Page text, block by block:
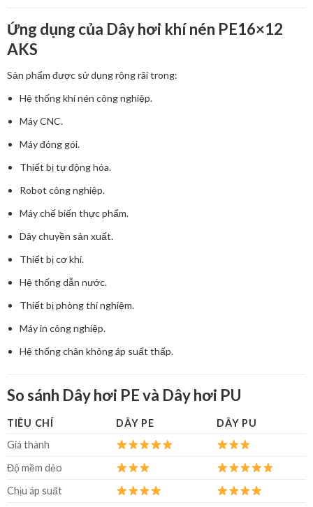
Ứng dụng của Dây hơi khí nén PE16×12
AKS
Sản phẩm được sử dụng rộng rãi trong:
Hệ thống khí nén công nghiệp.
Máy CNC.
Máy đóng gói.
Thiết bị tự động hóa.
Robot công nghiệp.
Máy chế biến thực phẩm.
Dây chuyền sản xuất.
Thiết bị cơ khí.
Hệ thống dẫn nước.
Thiết bị phòng thí nghiệm.
Máy in công nghiệp.
Hệ thống chân không áp suất thấp.
So sánh Dây hơi PE và Dây hơi PU
TIÊU CHÍ DÂY PE
DÂY PU
Giá thành
Độ mềm dẻo
Chịu áp suất